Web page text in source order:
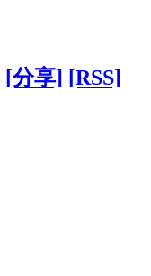
[分享] [RSS]